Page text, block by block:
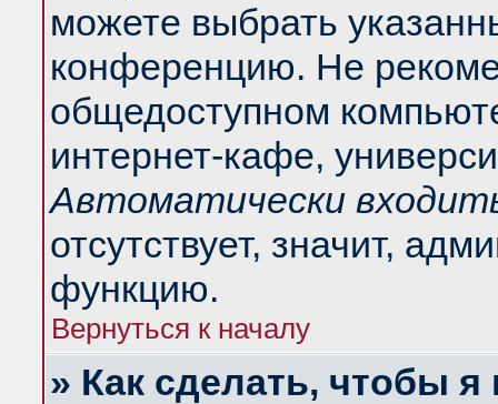
можете выбрать
конференцию. Не
общедоступном
интернет-кафе,
Автоматически
отсутствует, значит,
функцию.
Вернуться к началу
» Как сделать, чтобы